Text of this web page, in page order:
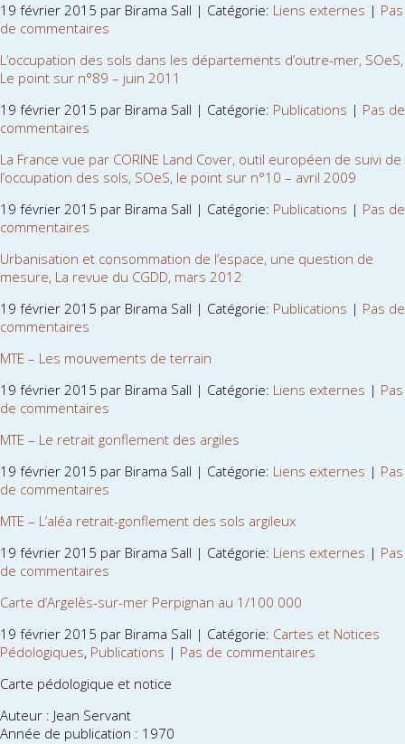
19 février 2015 par Birama Sall | Catégorie: Liens externes | Pas
de commentaires
L’occupation des sols dans les départements d’outre-mer, SOeS,
Le point sur n°89 – juin 2011
19 février 2015 par Birama Sall | Catégorie: Publications | Pas de
commentaires
La France vue par CORINE Land Cover, outil européen de suivi de
l’occupation des sols, SOeS, le point sur n°10 – avril 2009
19 février 2015 par Birama Sall | Catégorie: Publications | Pas de
commentaires
Urbanisation et consommation de l’espace, une question de
mesure, La revue du CGDD, mars 2012
19 février 2015 par Birama Sall | Catégorie: Publications | Pas de
commentaires
MTE – Les mouvements de terrain
19 février 2015 par Birama Sall | Catégorie: Liens externes | Pas
de commentaires
MTE – Le retrait gonflement des argiles
19 février 2015 par Birama Sall | Catégorie: Liens externes | Pas
de commentaires
MTE – L’aléa retrait-gonflement des sols argileux
19 février 2015 par Birama Sall | Catégorie: Liens externes | Pas
de commentaires
Carte d’Argelès-sur-mer Perpignan au 1/100 000
19 février 2015 par Birama Sall | Catégorie: Cartes et Notices
Pédologiques, Publications | Pas de commentaires
Carte pédologique et notice
Auteur : Jean Servant
Année de publication : 1970